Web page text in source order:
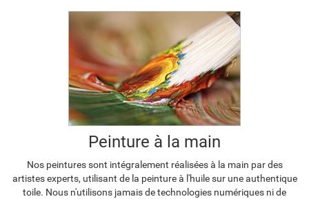
Peinture à la main
Nos peintures sont intégralement réalisées à la main par des
artistes experts, utilisant de la peinture à l'huile sur une authentique
toile. Nous n'utilisons jamais de technologies numériques ni de